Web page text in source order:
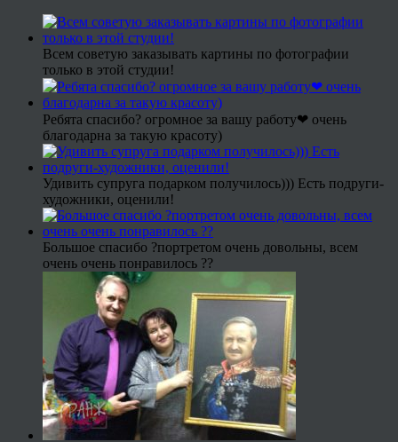
Всем советую заказывать картины по фотографии
только в этой студии!
Ребята спасибо? огромное за вашу работу❤ очень
благодарна за такую красоту)
Удивить супруга подарком получилось))) Есть подруги-
художники, оценили!
Большое спасибо ?портретом очень довольны, всем
очень очень понравилось ??